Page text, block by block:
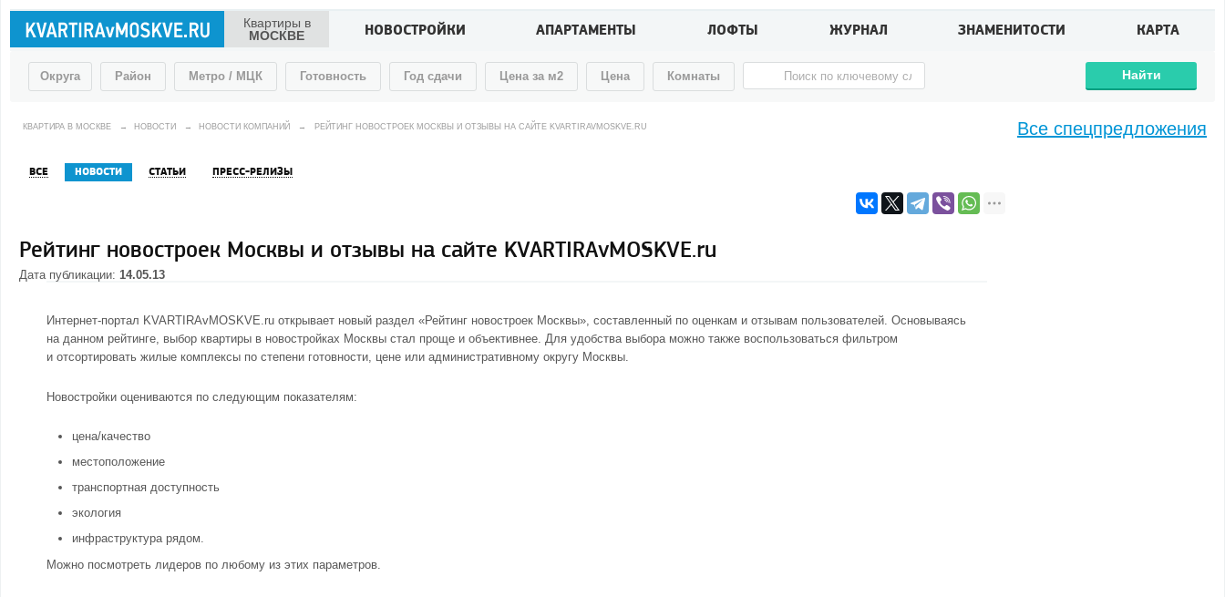
Квартиры в
МОСКВЕ
НОВОСТРОЙКИ АПАРТАМЕНТЫ ЛОФТЫ ЖУРНАЛ ЗНАМЕНИТОСТИ КАРТА
Округа Район Метро / МЦК Готовность Год сдачи Цена за м2 Цена Комнаты Найти
КВАРТИРА В МОСКВЕ → НОВОСТИ → НОВОСТИ КОМПАНИЙ → РЕЙТИНГ НОВОСТРОЕК МОСКВЫ И ОТЗЫВЫ НА САЙТЕ KVARTIRAVMOSKVE.RU
ВСЕ НОВОСТИ СТАТЬИ ПРЕСС-РЕЛИЗЫ
Рейтинг новостроек Москвы и отзывы на сайте KVARTIRAvMOSKVE.ru
Дата публикации: 14.05.13
Интернет-портал KVARTIRAvMOSKVE.ru открывает новый раздел «Рейтинг новостроек Москвы», составленный по оценкам и отзывам пользователей. Основываясь
на данном рейтинге, выбор квартиры в новостройках Москвы стал проще и объективнее. Для удобства выбора можно также воспользоваться фильтром
и отсортировать жилые комплексы по степени готовности, цене или административному округу Москвы.
Новостройки оцениваются по следующим показателям:
цена/качество
местоположение
транспортная доступность
экология
инфраструктура рядом.
Можно посмотреть лидеров по любому из этих параметров.
Все спецпредложения